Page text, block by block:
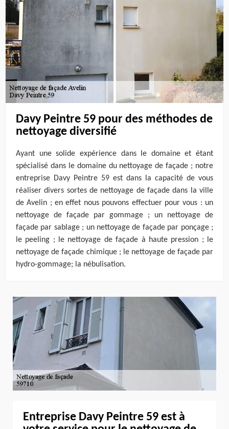
Davy Peintre 59 pour des méthodes de
nettoyage diversifié
Ayant une solide expérience dans le domaine et étant
spécialisé dans le domaine du nettoyage de façade ; notre
entreprise Davy Peintre 59 est dans la capacité de vous
réaliser divers sortes de nettoyage de façade dans la ville
de Avelin ; en effet nous pouvons effectuer pour vous : un
nettoyage de façade par gommage ; un nettoyage de
façade par sablage ; un nettoyage de façade par ponçage ;
le peeling ; le nettoyage de façade à haute pression ; le
nettoyage de façade chimique ; le nettoyage de façade par
hydro-gommage; la nébulisation.
Entreprise Davy Peintre 59 est à